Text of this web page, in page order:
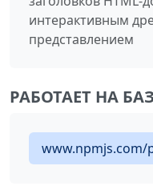
интерактивным
представлением
РАБОТАЕТ НА
www.npmjs.com/